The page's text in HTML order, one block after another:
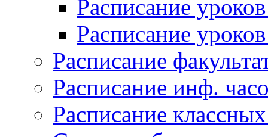
Расписание
Расписание
Расписание
Расписание инф.
Расписание